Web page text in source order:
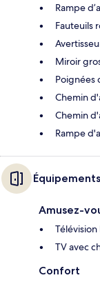
Rampe
Fauteuils
Miroir
Poignées
Chemin
Chemin
Rampe
Amusez-
Télévision
TV avec
Confort